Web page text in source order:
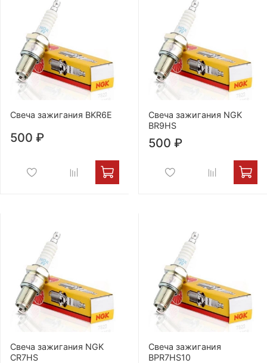
Свеча зажигания BKR6E
500 ₽
Свеча зажигания NGK
BR9HS
500 ₽
Свеча зажигания NGK
CR7HS
Свеча зажигания
BPR7HS10